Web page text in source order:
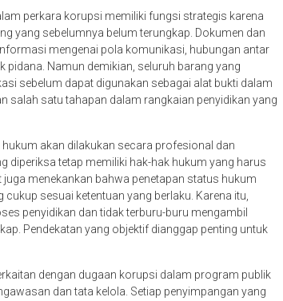
perkara korupsi memiliki fungsi strategis karena
yang sebelumnya belum terungkap. Dokumen dan
mengenai pola komunikasi, hubungan antar
pidana. Namun demikian, seluruh barang yang
sebelum dapat digunakan sebagai alat bukti dalam
salah satu tahapan dalam rangkaian penyidikan yang
akan dilakukan secara profesional dan
diperiksa tetap memiliki hak-hak hukum yang harus
menekankan bahwa penetapan status hukum
sesuai ketentuan yang berlaku. Karena itu,
penyidikan dan tidak terburu-buru mengambil
Pendekatan yang objektif dianggap penting untuk
dengan dugaan korupsi dalam program publik
dan tata kelola. Setiap penyimpangan yang